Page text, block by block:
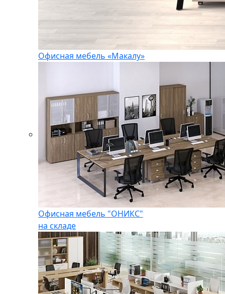
Офисная мебель «Макалу»
Офисная мебель "ОНИКС"
на складе